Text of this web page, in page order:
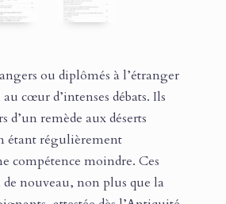
ou diplômés à l’étranger
cœur d’intenses débats. Ils
d’un remède aux déserts
étant régulièrement
compétence moindre. Ces
de nouveau, non plus que la